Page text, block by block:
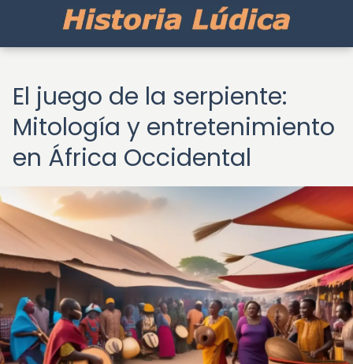
El juego de la serpiente:
Mitología y entretenimiento
en África Occidental